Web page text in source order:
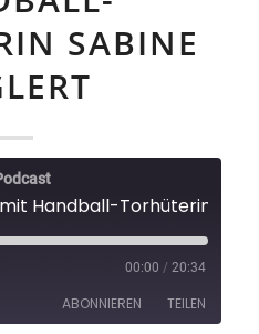
SABINE
00:00 / 20:34
ABONNIEREN TEILEN